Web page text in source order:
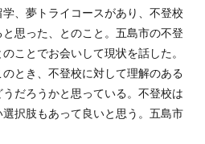
、夢トライコースがあり、不登校
思った、とのこと。五島市の不登
ことでお会いして現状を話した。
とき、不登校に対して理解のある
だろうかと思っている。不登校は
択肢もあって良いと思う。五島市